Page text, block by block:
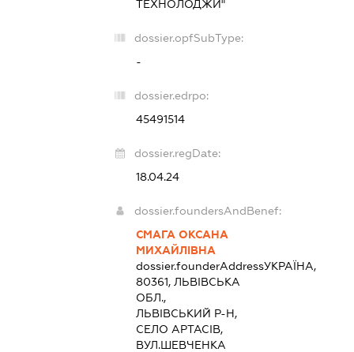
ТЕХНОЛОДЖИ"
dossier.opfSubType:
-
dossier.edrpo:
45491514
dossier.regDate:
18.04.24
dossier.foundersAndBenef:
СМАГА ОКСАНА
МИХАЙЛІВНА
dossier.founderAddressУКРАЇНА,
80361, ЛЬВІВСЬКА
ОБЛ.,
ЛЬВІВСЬКИЙ Р-Н,
СЕЛО АРТАСІВ,
ВУЛ.ШЕВЧЕНКА